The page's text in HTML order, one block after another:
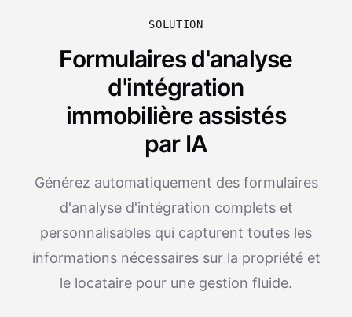
SOLUTION
Formulaires d'analyse
d'intégration
immobilière assistés
par IA
Générez automatiquement des formulaires
d'analyse d'intégration complets et
personnalisables qui capturent toutes les
informations nécessaires sur la propriété et
le locataire pour une gestion fluide.